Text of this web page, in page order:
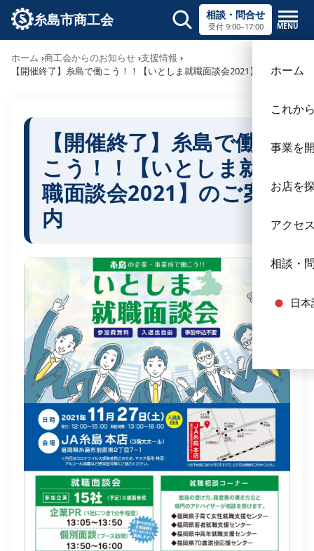
糸島市商工会 相談・問合せ
受付 9:00–17:00 MENU
サイト内検索
ホーム
これか
事業を
お店を
アクセ
相談・
日
ホーム 商工会からのお知らせ 支援情報
【開催終了】糸島で働こう！！【いとしま就職面談会2021】のご案内
【開催終了】糸島で働
こう！！【いとしま就
職面談会2021】のご案
内